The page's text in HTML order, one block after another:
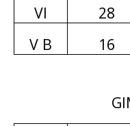
VI
28
V B
16